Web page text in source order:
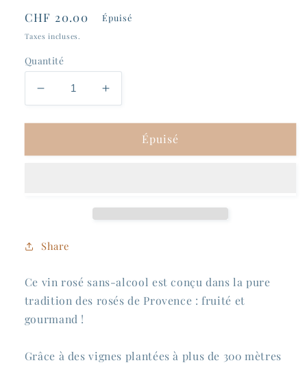
Prix
habituel
CHF 20.00 Épuisé
Taxes incluses.
Quantité
Réduire
la
quantité
Tour
Augmenter
la
quantité
Tour
Épuisé
Share
Ce vin rosé sans-alcool est conçu dans la pure
tradition des rosés de Provence : fruité et
gourmand !
Grâce à des vignes plantées à plus de 300 mètres